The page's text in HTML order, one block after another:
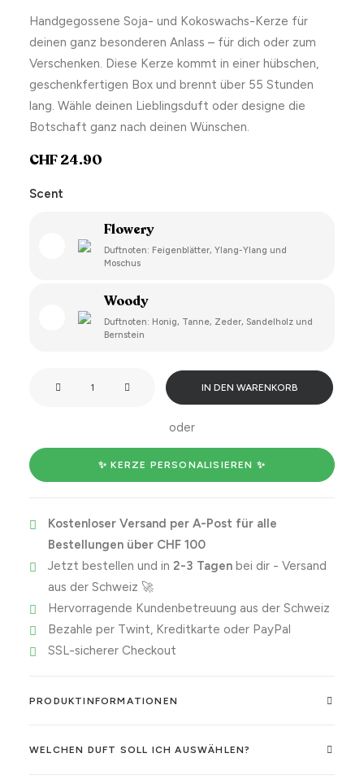
Handgegossene Soja- und Kokoswachs-Kerze für
deinen ganz besonderen Anlass – für dich oder zum
Verschenken. Diese Kerze kommt in einer hübschen,
geschenkfertigen Box und brennt über 55 Stunden
lang. Wähle deinen Lieblingsduft oder designe die
Botschaft ganz nach deinen Wünschen.
CHF24.90
Scent
Flowery
Duftnoten: Feigenblätter, Ylang-Ylang und
Moschus
Woody
Duftnoten: Honig, Tanne, Zeder, Sandelholz und
Bernstein
new
job
Menge
IN DEN WARENKORB
oder
✨ KERZE PERSONALISIEREN ✨
Kostenloser Versand per A-Post für alle
Bestellungen über CHF 100
Jetzt bestellen und in 2-3 Tagenbei dir - Versand
aus der Schweiz 🚀
Hervorragende Kundenbetreuung aus der Schweiz
Bezahle per Twint, Kreditkarte oder PayPal
SSL-sicherer Checkout
PRODUKTINFORMATIONEN
WELCHEN DUFT SOLL ICH AUSWÄHLEN?